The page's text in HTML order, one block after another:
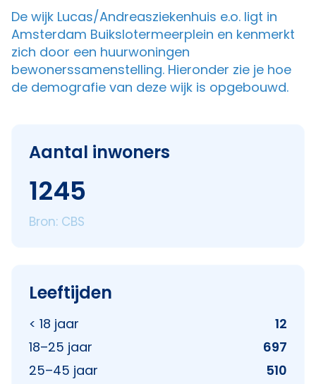
De wijk Lucas/Andreasziekenhuis e.o. ligt in
Amsterdam Buikslotermeerplein en kenmerkt
zich door een huurwoningen
bewonerssamenstelling. Hieronder zie je hoe
de demografie van deze wijk is opgebouwd.
Aantal inwoners
1245
Bron: CBS
Leeftijden
< 18 jaar
12
18–25 jaar
697
25–45 jaar
510